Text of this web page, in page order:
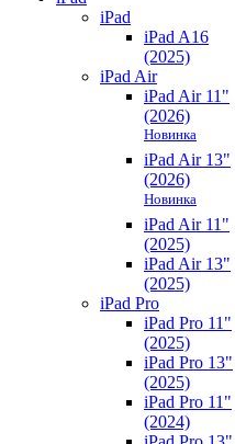
iPad
iPad A16
(2025)
iPad Air
iPad Air 11"
(2026)
Новинка
iPad Air 13"
(2026)
Новинка
iPad Air 11"
(2025)
iPad Air 13"
(2025)
iPad Pro
iPad Pro 11"
(2025)
iPad Pro 13"
(2025)
iPad Pro 11"
(2024)